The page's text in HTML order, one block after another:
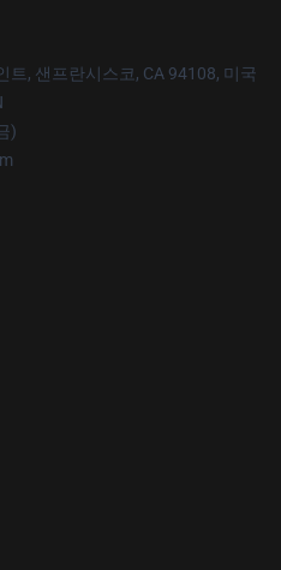
트, 샌프란시스코, CA 94108, 미국
)